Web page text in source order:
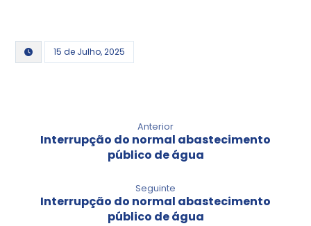
15 de Julho, 2025
Anterior
Interrupção do normal abastecimento
público de água
Seguinte
Interrupção do normal abastecimento
público de água